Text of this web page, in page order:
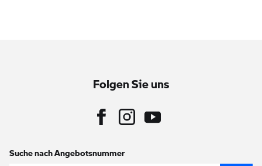
Folgen Sie uns
Suche nach Angebotsnummer